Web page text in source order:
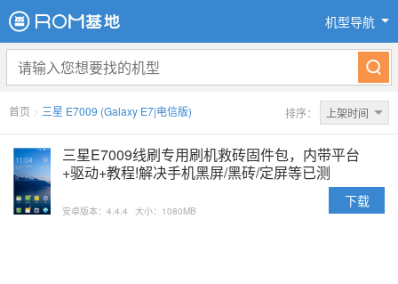
机型导航
首页 > 三星 E7009 (Galaxy E7|电信版) 排序： 上架时间
三星E7009线刷专用刷机救砖固件包，内带平台
+驱动+教程!解决手机黑屏/黑砖/定屏等已测
安卓版本：4.4.4 大小：1080MB
下载